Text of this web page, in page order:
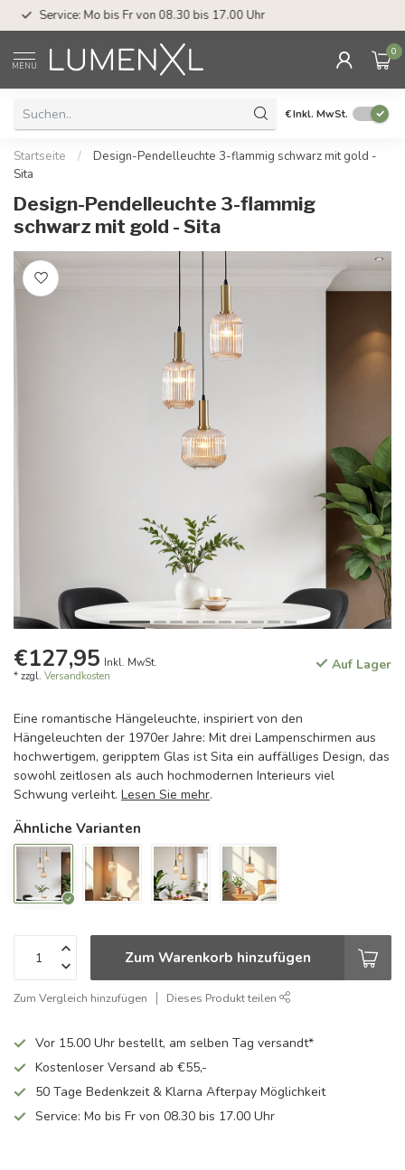
Service: Mo bis Fr von 08.30 bis 17.00 Uhr
MENU
0
€Inkl. MwSt.
Startseite /
Design-Pendelleuchte 3-flammig schwarz mit gold -
Sita
Design-Pendelleuchte 3-flammig
schwarz mit gold - Sita
€127,95 Inkl. MwSt.
* zzgl. Versandkosten
Auf Lager
Eine romantische Hängeleuchte, inspiriert von den
Hängeleuchten der 1970er Jahre: Mit drei Lampenschirmen aus
hochwertigem, geripptem Glas ist Sita ein auffälliges Design, das
sowohl zeitlosen als auch hochmodernen Interieurs viel
Schwung verleiht. Lesen Sie mehr.
Ähnliche Varianten
Zum Warenkorb hinzufügen
Zum Vergleich hinzufügen Dieses Produkt teilen
Vor 15.00 Uhr bestellt, am selben Tag versandt*
Kostenloser Versand ab €55,-
50 Tage Bedenkzeit & Klarna Afterpay Möglichkeit
Service: Mo bis Fr von 08.30 bis 17.00 Uhr